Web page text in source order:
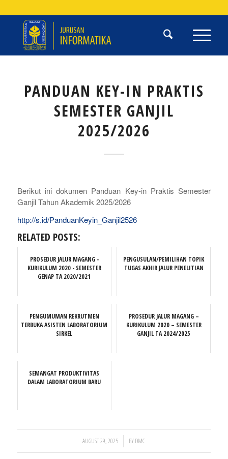
PANDUAN KEY-IN PRAKTIS
SEMESTER GANJIL
2025/2026
Berikut ini dokumen Panduan Key-in Praktis Semester
Ganjil Tahun Akademik 2025/2026
http://s.id/PanduanKeyin_Ganjil2526
RELATED POSTS:
PROSEDUR JALUR MAGANG -
KURIKULUM 2020 - SEMESTER
GENAP TA 2020/2021
PENGUSULAN/PEMILIHAN TOPIK
TUGAS AKHIR JALUR PENELITIAN
PENGUMUMAN REKRUTMEN
TERBUKA ASISTEN LABORATORIUM
SIRKEL
PROSEDUR JALUR MAGANG –
KURIKULUM 2020 – SEMESTER
GANJIL TA 2024/2025
SEMANGAT PRODUKTIVITAS
DALAM LABORATORIUM BARU
AUGUST 29, 2025
/ BYDMC